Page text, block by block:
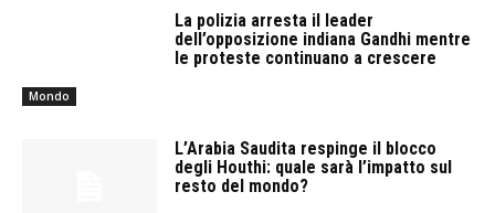
Mondo
La polizia arresta il leader
dell’opposizione indiana Gandhi mentre
le proteste continuano a crescere
L’Arabia Saudita respinge il blocco
degli Houthi: quale sarà l’impatto sul
resto del mondo?